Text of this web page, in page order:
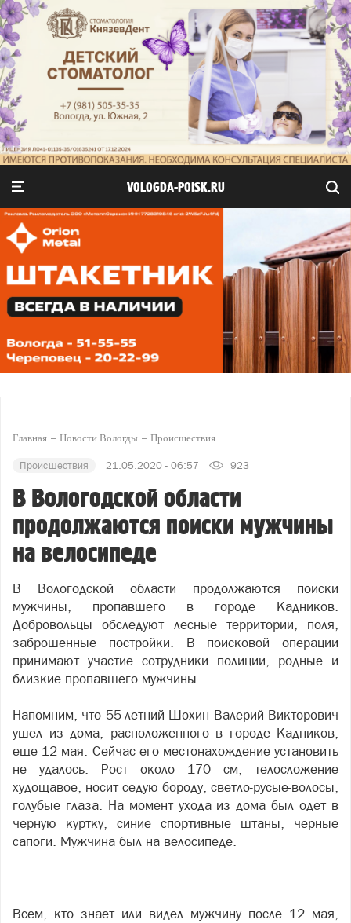
VOLOGDA-POISK.RU
Главная Новости Вологды Происшествия
Происшествия 21.05.2020 - 06:57 923
В Вологодской области
продолжаются поиски мужчины
на велосипеде
В Вологодской области продолжаются поиски
мужчины, пропавшего в городе Кадников.
Добровольцы обследуют лесные территории, поля,
заброшенные постройки. В поисковой операции
принимают участие сотрудники полиции, родные и
близкие пропавшего мужчины.
Напомним, что 55-летний Шохин Валерий Викторович
ушел из дома, расположенного в городе Кадников,
еще 12 мая. Сейчас его местонахождение установить
не удалось. Рост около 170 см, телосложение
худощавое, носит седую бороду, светло-русые-волосы,
голубые глаза. На момент ухода из дома был одет в
черную куртку, синие спортивные штаны, черные
сапоги. Мужчина был на велосипеде.
Всем, кто знает или видел мужчину после 12 мая,